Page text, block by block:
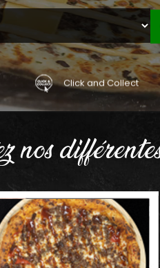
Click and Collect
nos